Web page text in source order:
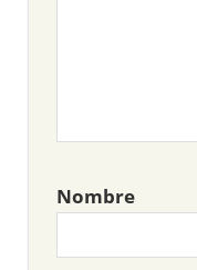
Nombre